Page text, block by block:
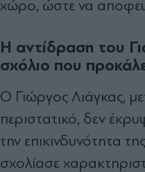
χώρο, ώστε να
Η αντίδραση του
σχόλιο που
Ο Γιώργος Λιάγκας,
περιστατικό, δεν
την επικινδυνότητα
σχολίασε